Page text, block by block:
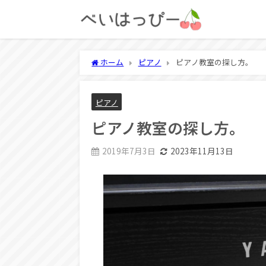
ホーム ピアノ ピアノ教室の探し方。
ピアノ
ピアノ教室の探し方。
2019年7月3日 2023年11月13日